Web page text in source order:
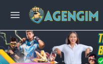
Open menu